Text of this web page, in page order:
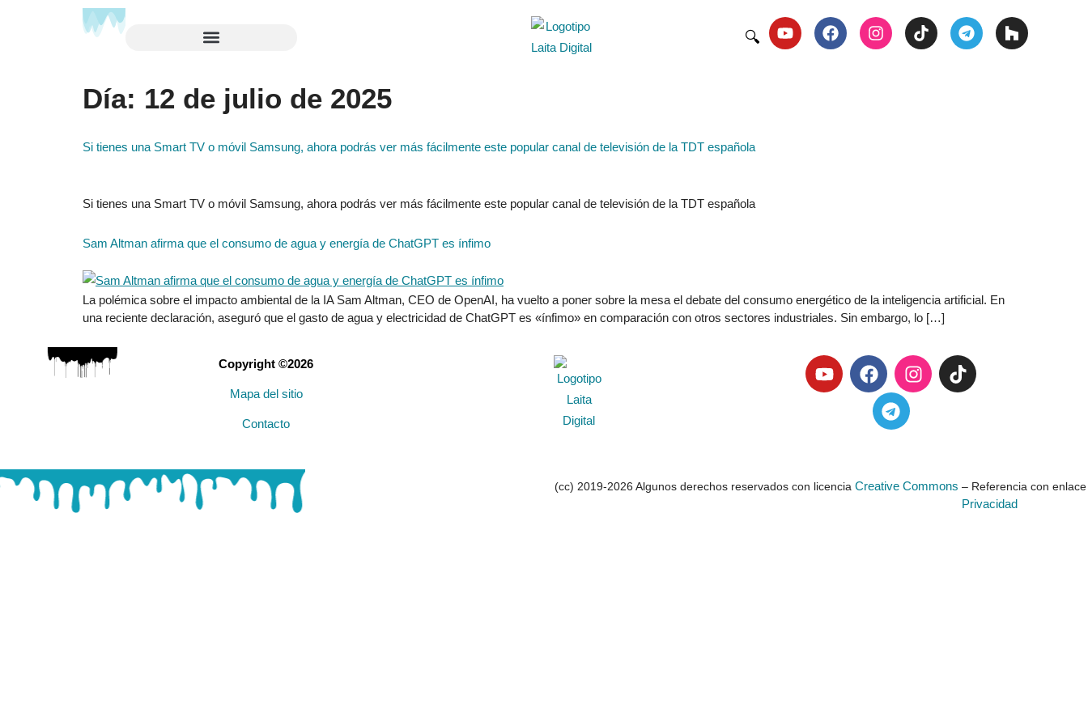
🔍
Día: 12 de julio de 2025
Si tienes una Smart TV o móvil Samsung, ahora podrás ver más fácilmente este popular canal de televisión de la TDT española
Si tienes una Smart TV o móvil Samsung, ahora podrás ver más fácilmente este popular canal de televisión de la TDT española
Sam Altman afirma que el consumo de agua y energía de ChatGPT es ínfimo
La polémica sobre el impacto ambiental de la IA Sam Altman, CEO de OpenAI, ha vuelto a poner sobre la mesa el debate del consumo energético de la inteligencia artificial. En
una reciente declaración, aseguró que el gasto de agua y electricidad de ChatGPT es «ínfimo» en comparación con otros sectores industriales. Sin embargo, lo […]
Copyright ©2026
Mapa del sitio
Contacto
(cc) 2019-2026 Algunos derechos reservados con licenciaCreative Commons – Referencia con
Privacidad